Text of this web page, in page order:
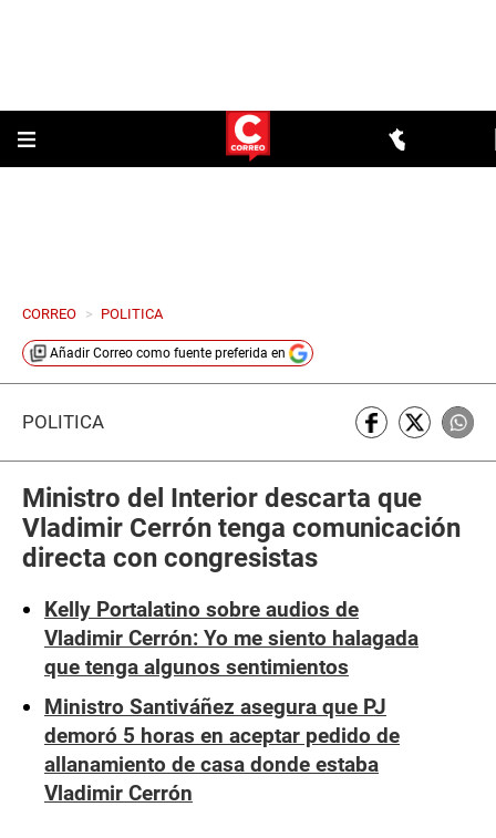
CORREO > POLITICA
Añadir Correo como fuente preferida en
POLÍTICA
Ministro del Interior descarta que
Vladimir Cerrón tenga comunicación
directa con congresistas
Kelly Portalatino sobre audios de
Vladimir Cerrón: Yo me siento halagada
que tenga algunos sentimientos
Ministro Santiváñez asegura que PJ
demoró 5 horas en aceptar pedido de
allanamiento de casa donde estaba
Vladimir Cerrón